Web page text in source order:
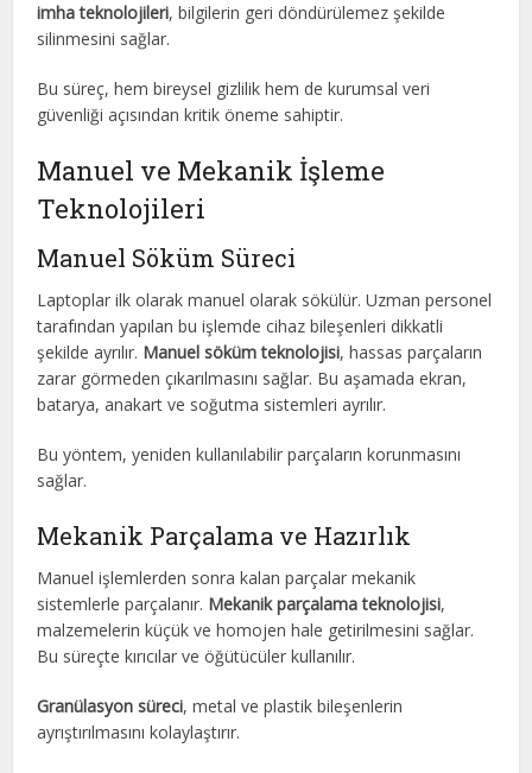
imha teknolojileri, bilgilerin geri döndürülemez şekilde
silinmesini sağlar.
Bu süreç, hem bireysel gizlilik hem de kurumsal veri
güvenliği açısından kritik öneme sahiptir.
Manuel ve Mekanik İşleme
Teknolojileri
Manuel Söküm Süreci
Laptoplar ilk olarak manuel olarak sökülür. Uzman personel
tarafından yapılan bu işlemde cihaz bileşenleri dikkatli
şekilde ayrılır. Manuel söküm teknolojisi, hassas parçaların
zarar görmeden çıkarılmasını sağlar. Bu aşamada ekran,
batarya, anakart ve soğutma sistemleri ayrılır.
Bu yöntem, yeniden kullanılabilir parçaların korunmasını
sağlar.
Mekanik Parçalama ve Hazırlık
Manuel işlemlerden sonra kalan parçalar mekanik
sistemlerle parçalanır. Mekanik parçalama teknolojisi,
malzemelerin küçük ve homojen hale getirilmesini sağlar.
Bu süreçte kırıcılar ve öğütücüler kullanılır.
Granülasyon süreci, metal ve plastik bileşenlerin
ayrıştırılmasını kolaylaştırır.